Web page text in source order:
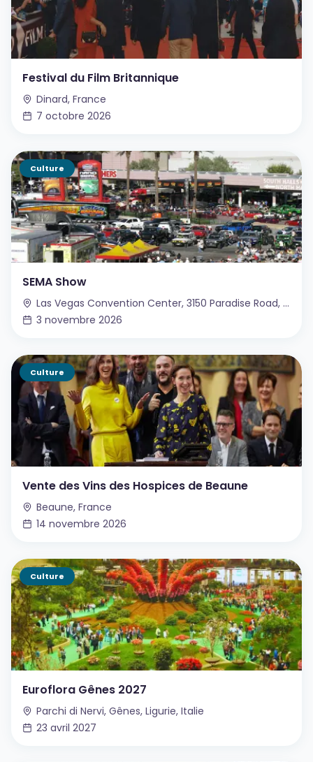
Festival du Film Britannique
Dinard, France
7 octobre 2026
Culture
SEMA Show
Las Vegas Convention Center, 3150 Paradise Road, Las Vegas, Nevada, USA
3 novembre 2026
Culture
Vente des Vins des Hospices de Beaune
Beaune, France
14 novembre 2026
Culture
Euroflora Gênes 2027
Parchi di Nervi, Gênes, Ligurie, Italie
23 avril 2027